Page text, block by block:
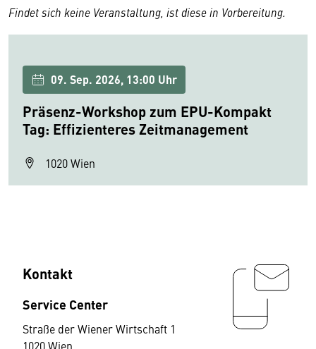
Findet sich keine Veranstaltung, ist diese in Vorbereitung.
09. Sep. 2026, 13:00 Uhr
Präsenz-Workshop zum EPU-Kompakt
Tag: Effizienteres Zeitmanagement
1020 Wien
Kontakt
Service Center
Straße der Wiener Wirtschaft 1
1020 Wien